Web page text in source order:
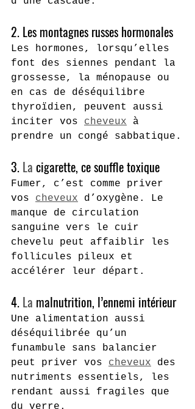
2. Les montagnes russes hormonales
Les hormones, lorsqu’elles
font des siennes pendant la
grossesse, la ménopause ou
en cas de déséquilibre
thyroïdien, peuvent aussi
inciter vos cheveux à
prendre un congé sabbatique.
3. La cigarette, ce souffle toxique
Fumer, c’est comme priver
vos cheveux d’oxygène. Le
manque de circulation
sanguine vers le cuir
chevelu peut affaiblir les
follicules pileux et
accélérer leur départ.
4. La malnutrition, l’ennemi intérieur
Une alimentation aussi
déséquilibrée qu’un
funambule sans balancier
peut priver vos cheveux des
nutriments essentiels, les
rendant aussi fragiles que
du verre.